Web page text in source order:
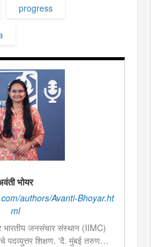
progress
भोयर
authors/Avanti-Bhoyar.ht
ml
भारतीय जनसंचार संस्थान (IIMC)
पदव्युत्तर शिक्षण. 'दै. मुंबई तरुण